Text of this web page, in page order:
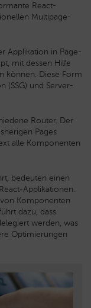
React-
Multipage-
Applikation in Page-
mit dessen Hilfe
können. Diese Form
(SSG) und Server-
Router. Der
Pages
alle Komponenten
bedeuten einen
Applikationen.
Komponenten
dazu, dass
werden, was
Optimierungen